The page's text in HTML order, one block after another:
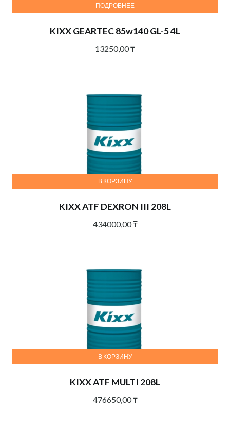
KIXX GEARTEC 85w140 GL-5 4L
13250,00₸
ПОДРОБНЕЕ
KIXX ATF DEXRON III 208L
434000,00₸
В КОРЗИНУ
KIXX ATF MULTI 208L
476650,00₸
В КОРЗИНУ